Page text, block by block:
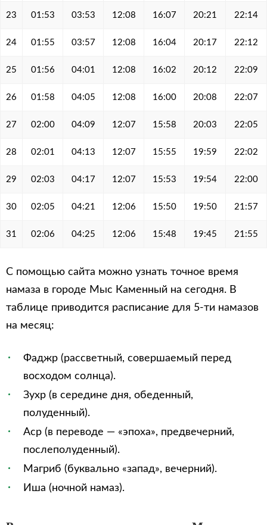
23 01:53 03:53 12:08 16:07 20:21 22:14
24 01:55 03:57 12:08 16:04 20:17 22:12
25 01:56 04:01 12:08 16:02 20:12 22:09
26 01:58 04:05 12:08 16:00 20:08 22:07
27 02:00 04:09 12:07 15:58 20:03 22:05
28 02:01 04:13 12:07 15:55 19:59 22:02
29 02:03 04:17 12:07 15:53 19:54 22:00
30 02:05 04:21 12:06 15:50 19:50 21:57
31 02:06 04:25 12:06 15:48 19:45 21:55
С помощью сайта можно узнать точное время
намаза в городе Мыс Каменный на сегодня. В
таблице приводится расписание для 5-ти намазов
на месяц:
Фаджр (рассветный, совершаемый перед
восходом солнца).
Зухр (в середине дня, обеденный,
полуденный).
Аср (в переводе — «эпоха», предвечерний,
послеполуденный).
Магриб (буквально «запад», вечерний).
Иша (ночной намаз).